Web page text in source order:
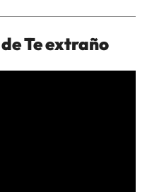
Te extraño